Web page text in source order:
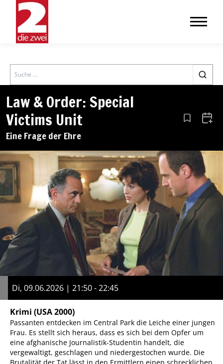
Search
Law & Order: Special
Victims Unit
Eine Frage der Ehre
Aus den
Di, 09.06.2026 | 21:50 - 22:45
Krimi (USA 2000)
Passanten entdecken im Central Park die Leiche einer jungen
Frau. Es stellt sich heraus, dass es sich bei dem Opfer um
eine afghanische Journalistik-Studentin handelt, die
vergewaltigt, geschlagen und niedergestochen wurde. Die